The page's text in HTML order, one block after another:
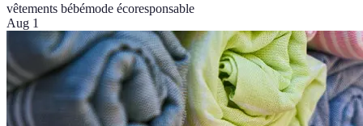
vêtements bébémode écoresponsable
Aug 1